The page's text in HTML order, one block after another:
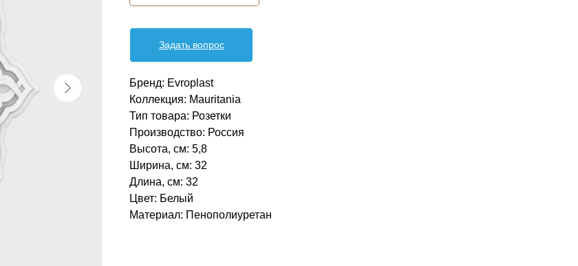
Задать вопрос
Бренд: Evroplast
Коллекция: Mauritania
Тип товара: Розетки
Производство: Россия
Высота, см: 5,8
Ширина, см: 32
Длина, см: 32
Цвет: Белый
Материал: Пенополиуретан‎‎